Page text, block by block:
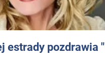
estrady pozdrawia